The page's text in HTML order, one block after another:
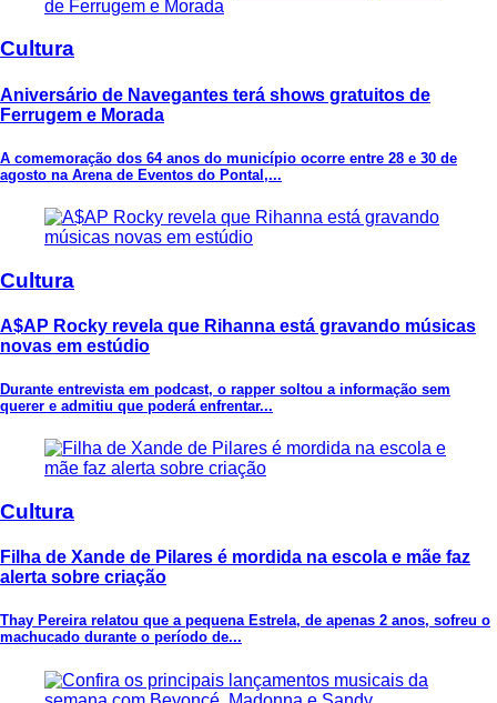
Cultura
Aniversário de Navegantes terá shows gratuitos de
Ferrugem e Morada
A comemoração dos 64 anos do município ocorre entre 28 e 30 de
agosto na Arena de Eventos do Pontal,...
Cultura
A$AP Rocky revela que Rihanna está gravando músicas
novas em estúdio
Durante entrevista em podcast, o rapper soltou a informação sem
querer e admitiu que poderá enfrentar...
Cultura
Filha de Xande de Pilares é mordida na escola e mãe faz
alerta sobre criação
Thay Pereira relatou que a pequena Estrela, de apenas 2 anos, sofreu o
machucado durante o período de...